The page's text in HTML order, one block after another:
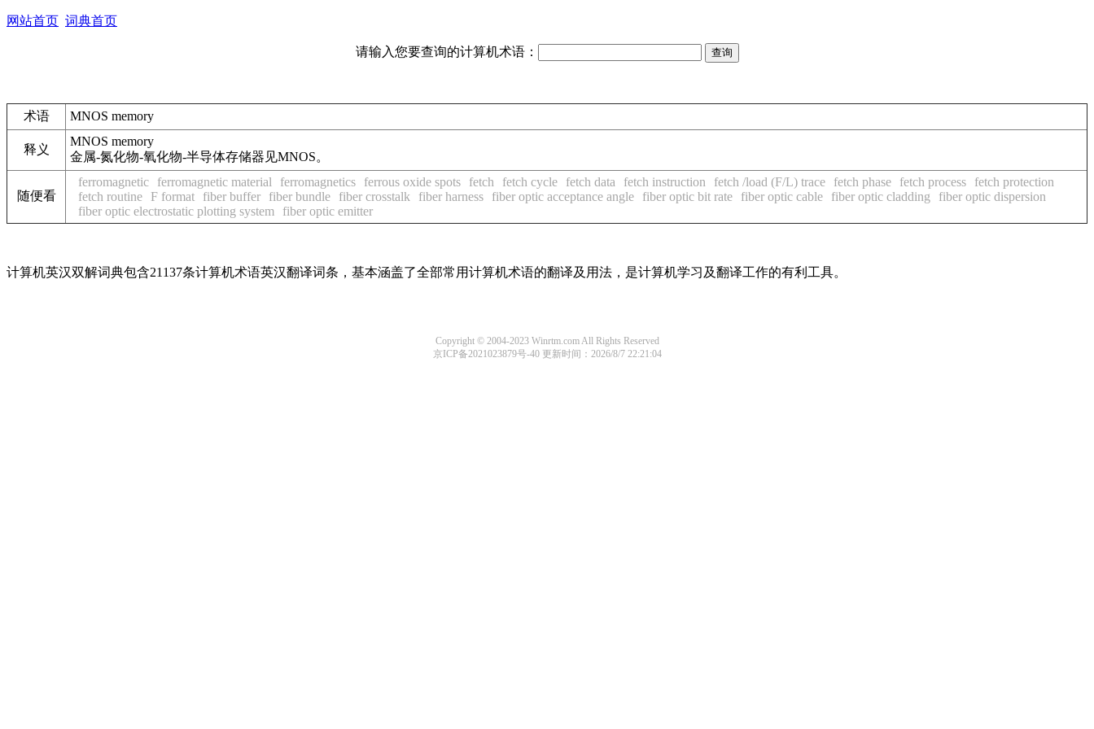
网站首页 词典首页
请输入您要查询的计算机术语：
术语 MNOS memory
释义
MNOS memory
金属-氮化物-氧化物-半导体存储器见MNOS。
随便看
ferromagnetic ferromagnetic material ferromagnetics ferrous oxide spots fetch fetch cycle fetch data fetch instruction fetch /load (F/L) trace fetch phase fetch process
fetch protection
fetch routine
F format fiber buffer fiber bundle fiber crosstalk fiber harness fiber optic acceptance angle fiber optic bit rate fiber optic cable fiber optic cladding
fiber optic dispersion
fiber optic electrostatic plotting system
fiber optic emitter
计算机英汉双解词典包含21137条计算机术语英汉翻译词条，基本涵盖了全部常用计算机术语的翻译及用法，是计算机学习及翻译工作的有利工具。
Copyright © 2004-2023 Winrtm.com All Rights Reserved
京ICP备2021023879号-40 更新时间：2026/8/7 22:21:04